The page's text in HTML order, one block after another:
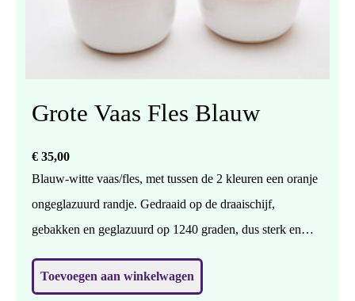
Grote Vaas Fles Blauw
€ 35,00
Blauw-witte vaas/fles, met tussen de 2 kleuren een oranje
ongeglazuurd randje. Gedraaid op de draaischijf,
gebakken en geglazuurd op 1240 graden, dus sterk en
zonder nog mooier ? H: 25 cm, br: 11 cm.
Toevoegen aan winkelwagen